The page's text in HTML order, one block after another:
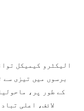
الیکٹرو کیمیکل
برسوں میں تیزی سے
کے طور پر،